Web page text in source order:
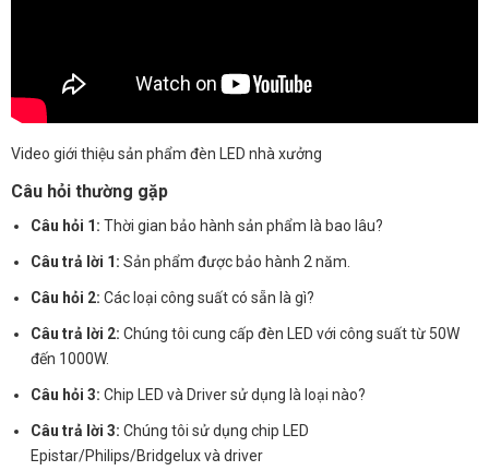
Video giới thiệu sản phẩm đèn LED nhà xưởng
Câu hỏi thường gặp
Câu hỏi 1: Thời gian bảo hành sản phẩm là bao lâu?
Câu trả lời 1: Sản phẩm được bảo hành 2 năm.
Câu hỏi 2: Các loại công suất có sẵn là gì?
Câu trả lời 2: Chúng tôi cung cấp đèn LED với công suất từ 50W
đến 1000W.
Câu hỏi 3: Chip LED và Driver sử dụng là loại nào?
Câu trả lời 3: Chúng tôi sử dụng chip LED
Epistar/Philips/Bridgelux và driver